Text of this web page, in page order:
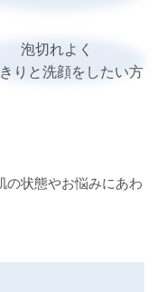
泡切れよく
りと洗顔をしたい方
の状態やお悩みにあわ